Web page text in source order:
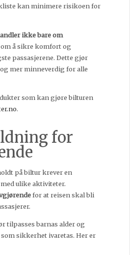
kan minimere risikoen for
ikke bare om
om å sikre komfort og
passasjerene. Dette gjør
mer minneverdig for alle
som kan gjøre bilturen
.
for
på biltur krever en
ulike aktiviteter.
for at reisen skal bli
tilpasses barnas alder og
sikkerhet ivaretas. Her er